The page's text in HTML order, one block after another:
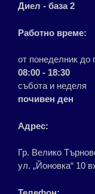
Диел - база 2
Работно време:
от понеделник до
08:00 - 18:30
събота и неделя
почивен ден
Адрес:
Гр. Велико
ул. „Йоновка“ 10